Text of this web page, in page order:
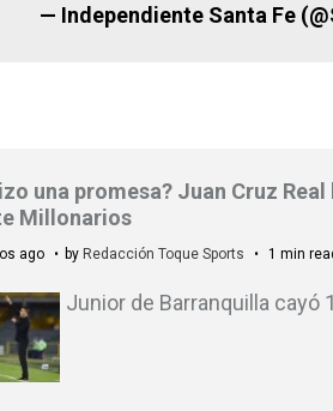
— Independiente Santa Fe
una promesa? Juan Cruz
Millonarios
ago by Redacción Toque Sports 1 min
Junior de Barranquilla cayó